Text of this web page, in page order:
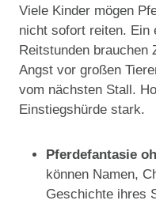
Viele Kinder mögen
nicht sofort reiten. Ein
Reitstunden brauchen
Angst vor großen
vom nächsten Stall.
Einstiegshürde stark.
Pferdefantasie
können Namen,
Geschichte ihres